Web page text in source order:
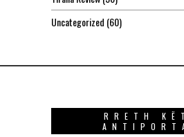
Uncategorized (60)
RRETH